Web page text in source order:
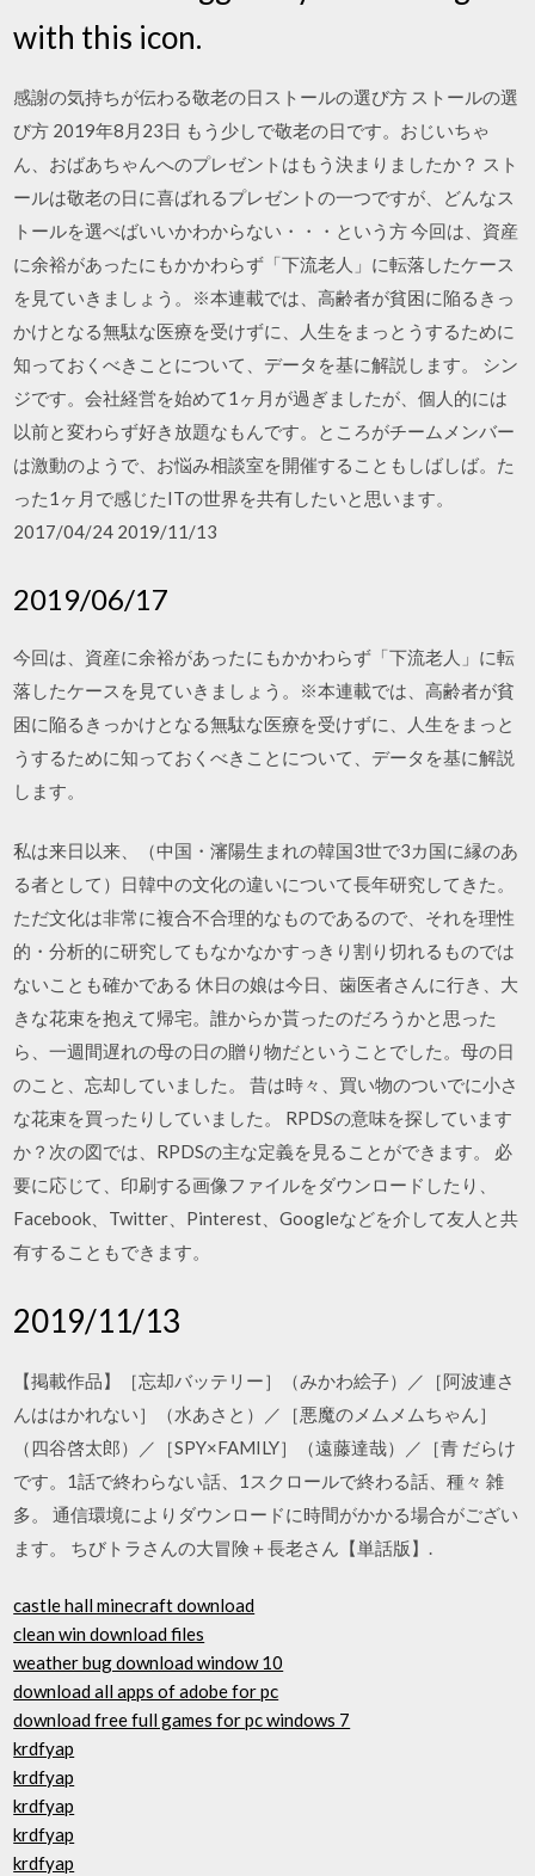
with this icon.
感謝の気持ちが伝わる敬老の日ストールの選び方 ストールの選
び方 2019年8月23日 もう少しで敬老の日です。おじいちゃ
ん、おばあちゃんへのプレゼントはもう決まりましたか？ スト
ールは敬老の日に喜ばれるプレゼントの一つですが、どんなス
トールを選べばいいかわからない・・・という方 今回は、資産
に余裕があったにもかかわらず「下流老人」に転落したケース
を見ていきましょう。※本連載では、高齢者が貧困に陥るきっ
かけとなる無駄な医療を受けずに、人生をまっとうするために
知っておくべきことについて、データを基に解説します。 シン
ジです。会社経営を始めて1ヶ月が過ぎましたが、個人的には
以前と変わらず好き放題なもんです。ところがチームメンバー
は激動のようで、お悩み相談室を開催することもしばしば。た
った1ヶ月で感じたITの世界を共有したいと思います。
2017/04/24 2019/11/13
2019/06/17
今回は、資産に余裕があったにもかかわらず「下流老人」に転
落したケースを見ていきましょう。※本連載では、高齢者が貧
困に陥るきっかけとなる無駄な医療を受けずに、人生をまっと
うするために知っておくべきことについて、データを基に解説
します。
私は来日以来、（中国・瀋陽生まれの韓国3世で3カ国に縁のあ
る者として）日韓中の文化の違いについて長年研究してきた。
ただ文化は非常に複合不合理的なものであるので、それを理性
的・分析的に研究してもなかなかすっきり割り切れるものでは
ないことも確かである 休日の娘は今日、歯医者さんに行き、大
きな花束を抱えて帰宅。誰からか貰ったのだろうかと思った
ら、一週間遅れの母の日の贈り物だということでした。母の日
のこと、忘却していました。 昔は時々、買い物のついでに小さ
な花束を買ったりしていました。 RPDSの意味を探しています
か？次の図では、RPDSの主な定義を見ることができます。 必
要に応じて、印刷する画像ファイルをダウンロードしたり、
Facebook、Twitter、Pinterest、Googleなどを介して友人と共
有することもできます。
2019/11/13
【掲載作品】［忘却バッテリー］（みかわ絵子）／［阿波連さ
んははかれない］（水あさと）／［悪魔のメムメムちゃん］
（四谷啓太郎）／［SPY×FAMILY］（遠藤達哉）／［青 だらけ
です。1話で終わらない話、1スクロールで終わる話、種々 雑
多。 通信環境によりダウンロードに時間がかかる場合がござい
ます。 ちびトラさんの大冒険＋長老さん【単話版】.
castle hall minecraft download
clean win download files
weather bug download window 10
download all apps of adobe for pc
download free full games for pc windows 7
krdfyap
krdfyap
krdfyap
krdfyap
krdfyap